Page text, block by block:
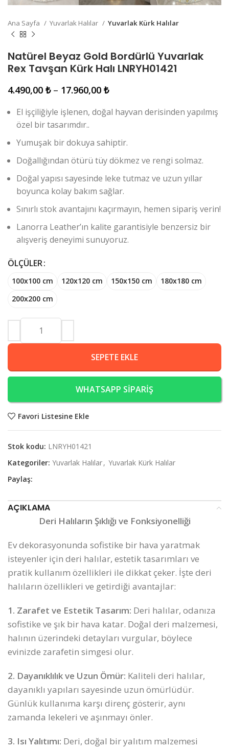
Ana Sayfa Yuvarlak Halılar Yuvarlak Kürk Halılar
Natürel Beyaz Gold Bordürlü Yuvarlak
Rex Tavşan Kürk Halı LNRYH01421
4.490,00 ₺ – 17.960,00 ₺
El işçiliğiyle işlenen, doğal hayvan derisinden yapılmış
özel bir tasarımdır..
Yumuşak bir dokuya sahiptir.
Doğallığından ötürü tüy dökmez ve rengi solmaz.
Doğal yapısı sayesinde leke tutmaz ve uzun yıllar
boyunca kolay bakım sağlar.
Sınırlı stok avantajını kaçırmayın, hemen sipariş verin!
Lanorra Leather’ın kalite garantisiyle benzersiz bir
alışveriş deneyimi sunuyoruz.
ÖLÇÜLER
100x100 cm 120x120 cm 150x150 cm
180x180 cm
200x200 cm
SEPETE EKLE
WHATSAPP SİPARİŞ
Favori Listesine Ekle
Stok kodu: LNRYH01421
Kategoriler: Yuvarlak Halılar, Yuvarlak Kürk Halılar
Paylaş:
AÇIKLAMA
Deri Halıların Şıklığı ve Fonksiyonelliği
Ev dekorasyonunda sofistike bir hava yaratmak
isteyenler için deri halılar, estetik tasarımları ve
pratik kullanım özellikleri ile dikkat çeker. İşte deri
halıların özellikleri ve getirdiği avantajlar:
1. Zarafet ve Estetik Tasarım: Deri halılar, odanıza
sofistike ve şık bir hava katar. Doğal deri malzemesi,
halının üzerindeki detayları vurgular, böylece
evinizde zarafetin simgesi olur.
2. Dayanıklılık ve Uzun Ömür: Kaliteli deri halılar,
dayanıklı yapıları sayesinde uzun ömürlüdür.
Günlük kullanıma karşı direnç gösterir, aynı
zamanda lekeleri ve aşınmayı önler.
3. Isı Yalıtımı: Deri, doğal bir yalıtım malzemesi